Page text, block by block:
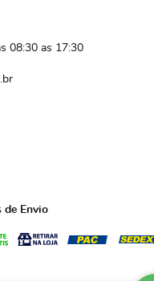
08:30 as 17:30
de Envio